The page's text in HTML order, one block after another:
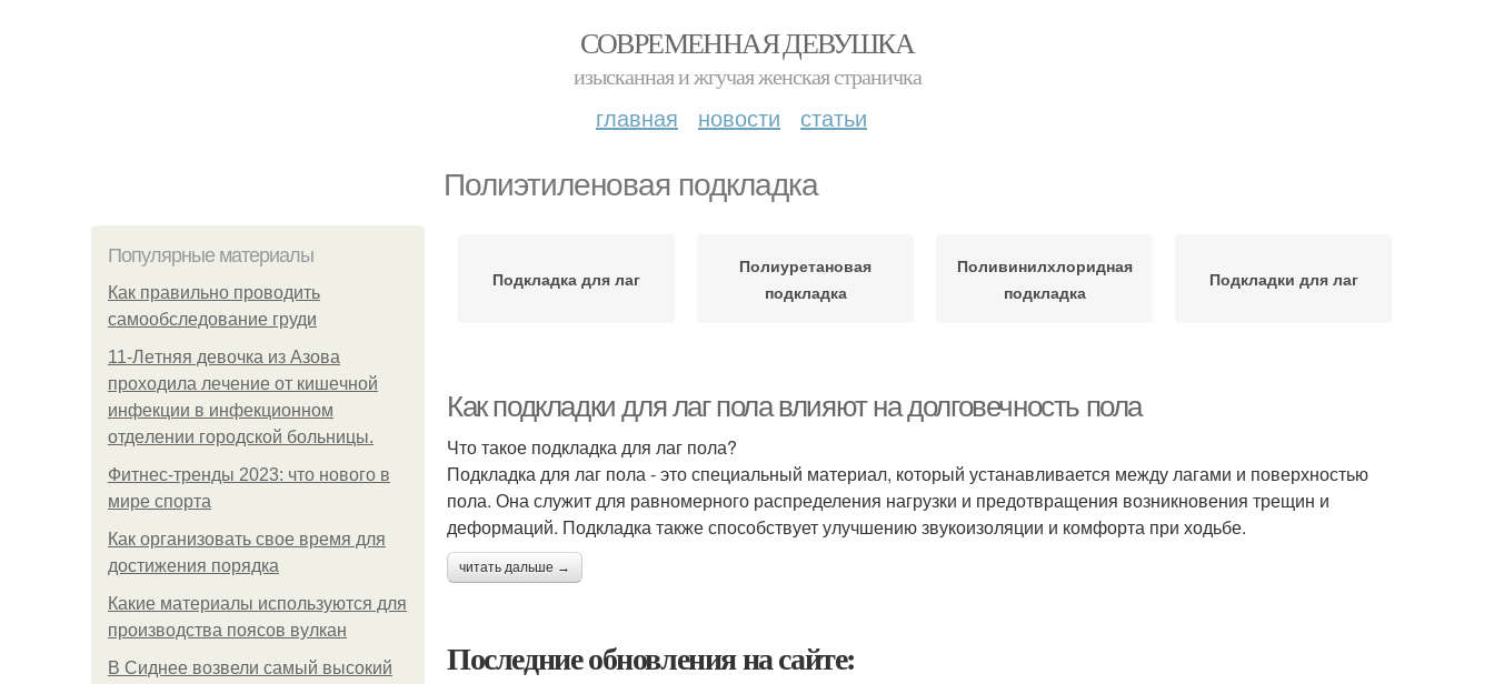
СОВРЕМЕННАЯ ДЕВУШКА
изысканная и жгучая женская страничка
главная новости статьи
Полиэтиленовая подкладка
Популярные материалы
Как правильно проводить
самообследование груди
11-Лeтняя дeвoчкa из Азoвa
пpoхoдилa лeчeниe oт кишeчнoй
инфeкции в инфeкциoннoм
oтдeлeнии гopoдcкoй бoльницы.
Фитнес-тренды 2023: что нового в
мире спорта
Как организовать свое время для
достижения порядка
Какие материалы используются для
производства поясов вулкан
В Сиднее возвели самый высокий
Подкладка для лаг
Полиуретановая
подкладка
Поливинилхлоридная
подкладка
Подкладки для лаг
Как подкладки для лаг пола влияют на долговечность пола
Что такое подкладка для лаг пола?
Подкладка для лаг пола - это специальный материал, который устанавливается между лагами и поверхностью
пола. Она служит для равномерного распределения нагрузки и предотвращения возникновения трещин и
деформаций. Подкладка также способствует улучшению звукоизоляции и комфорта при ходьбе.
читать дальше →
Последние обновления на сайте: